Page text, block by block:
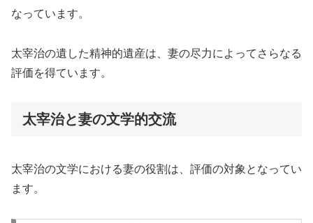
なっています。
太宰治の遺した精神的遺産は、妻の尽力によってさらなる
評価を得ています。
太宰治と妻の文学的交流
太宰治の文学における妻の役割は、評価の対象となってい
ます。